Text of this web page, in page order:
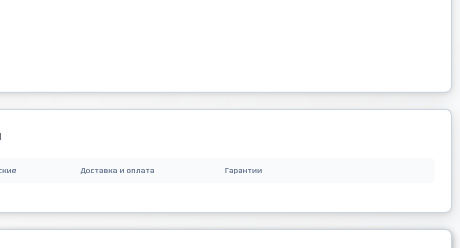
Доставка и оплата Гарантии